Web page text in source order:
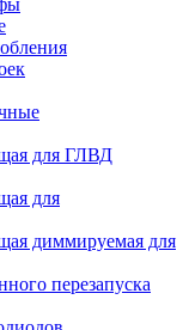
для ГЛВД
для
диммируемая для
перезапуска